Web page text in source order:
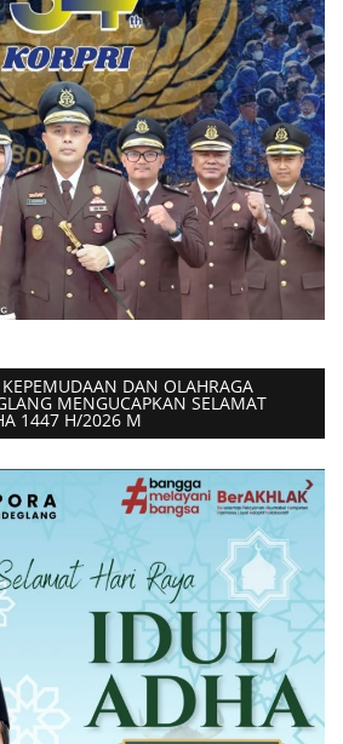
DAN OLAHRAGA
MENGUCAPKAN SELAMAT
1447 H/2026 M